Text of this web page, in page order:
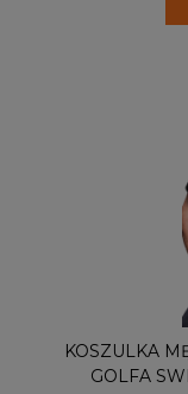
KOSZULKA
GOLFA